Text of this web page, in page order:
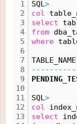
1
2
3
4
5
6
7
8
9
10
11
12
13
SQL>
col
select
from
where
SQL>
col
select